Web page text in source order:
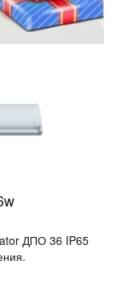
ДПО 36 IP65